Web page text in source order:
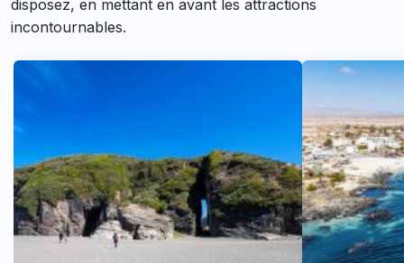
disposez, en mettant en avant les attractions
incontournables.